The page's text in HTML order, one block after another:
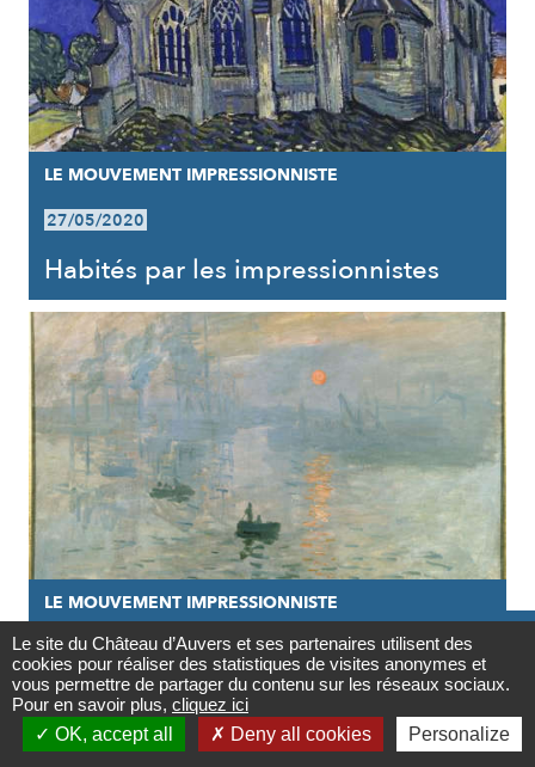
Contact

Newsletter
LE MOUVEMENT IMPRESSIONNISTE
27/05/2020
Habités par les impressionnistes
LE MOUVEMENT IMPRESSIONNISTE
27/05/2020
L’art ce fleuve inversé
Le site du Château d’Auvers et ses partenaires utilisent des
cookies pour réaliser des statistiques de visites anonymes et
vous permettre de partager du contenu sur les réseaux sociaux.
Pour en savoir plus, cliquez ici
OK, accept all
Deny all cookies Personalize